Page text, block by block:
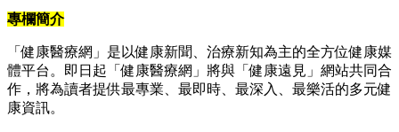
專欄簡介
「健康醫療網」是以健康新聞、治療新知為主的全方位健康媒
體平台。即日起「健康醫療網」將與「健康遠見」網站共同合
作，將為讀者提供最專業、最即時、最深入、最樂活的多元健
康資訊。